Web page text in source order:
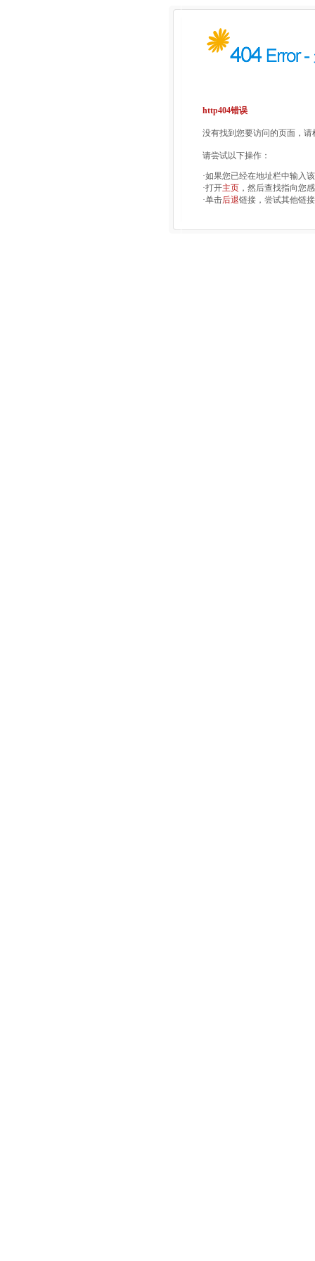
http404错误
没有找到您要访问的页面，
请尝试以下操作：
·如果您已经在地址栏中输入
·打开主页 ，然后查找指向您
·单击后退链接，尝试其他链